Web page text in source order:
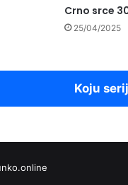
Crno srce
25/04/2025
Koju